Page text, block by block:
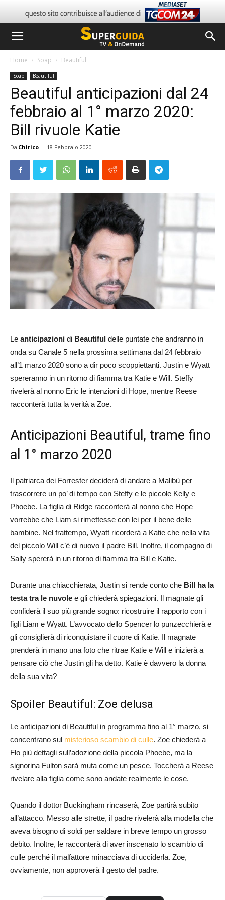
Home Soap Beautiful
Soap Beautiful
Beautiful anticipazioni dal 24
febbraio al 1° marzo 2020:
Bill rivuole Katie
Da Chirico - 18 Febbraio 2020
Le anticipazioni di Beautiful delle puntate che andranno in
onda su Canale 5 nella prossima settimana dal 24 febbraio
all’1 marzo 2020 sono a dir poco scoppiettanti. Justin e Wyatt
spereranno in un ritorno di fiamma tra Katie e Will. Steffy
rivelerà al nonno Eric le intenzioni di Hope, mentre Reese
racconterà tutta la verità a Zoe.
Anticipazioni Beautiful, trame fino
al 1° marzo 2020
Il patriarca dei Forrester deciderà di andare a Malibù per
trascorrere un po’ di tempo con Steffy e le piccole Kelly e
Phoebe. La figlia di Ridge racconterà al nonno che Hope
vorrebbe che Liam si rimettesse con lei per il bene delle
bambine. Nel frattempo, Wyatt ricorderà a Katie che nella vita
del piccolo Will c’è di nuovo il padre Bill. Inoltre, il compagno di
Sally spererà in un ritorno di fiamma tra Bill e Katie.
Durante una chiacchierata, Justin si rende conto che Bill ha la
testa tra le nuvole e gli chiederà spiegazioni. Il magnate gli
confiderà il suo più grande sogno: ricostruire il rapporto con i
figli Liam e Wyatt. L’avvocato dello Spencer lo punzecchierà e
gli consiglierà di riconquistare il cuore di Katie. Il magnate
prenderà in mano una foto che ritrae Katie e Will e inizierà a
pensare ciò che Justin gli ha detto. Katie è davvero la donna
della sua vita?
Spoiler Beautiful: Zoe delusa
Le anticipazioni di Beautiful in programma fino al 1° marzo, si
concentrano sul misterioso scambio di culle. Zoe chiederà a
Flo più dettagli sull’adozione della piccola Phoebe, ma la
signorina Fulton sarà muta come un pesce. Toccherà a Reese
rivelare alla figlia come sono andate realmente le cose.
Quando il dottor Buckingham rincaserà, Zoe partirà subito
all’attacco. Messo alle strette, il padre rivelerà alla modella che
aveva bisogno di soldi per saldare in breve tempo un grosso
debito. Inoltre, le racconterà di aver inscenato lo scambio di
culle perché il malfattore minacciava di ucciderla. Zoe,
ovviamente, non approverà il gesto del padre.